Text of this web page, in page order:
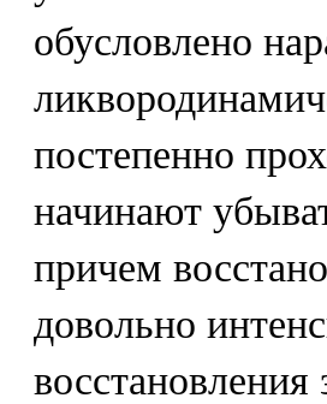
обусловлено
постепенно
начинают
причем
довольно